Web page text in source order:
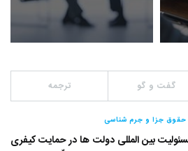
گفت و گو ترجمه
حقوق جزا و جرم شناسی
بین المللی دولت ها در حمایت کیفری